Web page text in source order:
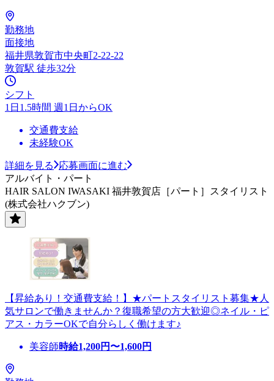
勤務地
面接地
福井県敦賀市中央町2-22-22
敦賀駅 徒歩32分
シフト
1日1.5時間 週1日からOK
交通費支給
未経験OK
詳細を見る
応募画面に進む
アルバイト・パート
HAIR SALON IWASAKI 福井敦賀店［パート］スタイリスト
(株式会社ハクブン)
【昇給あり！交通費支給！】★パートスタイリスト募集★人
気サロンで働きませんか？復職希望の方大歓迎◎ネイル・ピ
アス・カラーOKで自分らしく働けます♪
美容師時給1,200円〜1,600円